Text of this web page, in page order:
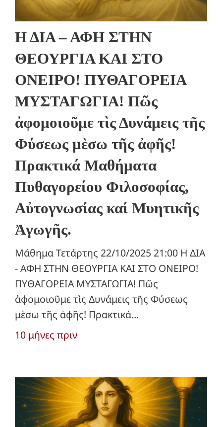
Η ΔΙΑ – ΑΦΗ ΣΤΗΝ
ΘΕΟΥΡΓΙΑ ΚΑΙ ΣΤΟ
ΟΝΕΙΡΟ! ΠΥΘΑΓΟΡΕΙΑ
ΜΥΣΤΑΓΩΓΙΑ! Πῶς
ἀφομοιοῦμε τὶς Δυνάμεις τῆς
Φύσεως μὲσω τῆς ἀφῆς!
Πρακτικά Μαθήματα
Πυθαγορείου Φιλοσοφίας,
Αὐτογνωσίας καί Μυητικῆς
Ἀγωγῆς.
Μάθημα Τετάρτης 22/10/2025 21:00 Η ΔΙΑ
- ΑΦΗ ΣΤΗΝ ΘΕΟΥΡΓΙΑ ΚΑΙ ΣΤΟ ΟΝΕΙΡΟ!
ΠΥΘΑΓΟΡΕΙΑ ΜΥΣΤΑΓΩΓΙΑ! Πῶς
ἀφομοιοῦμε τὶς Δυνάμεις τῆς Φύσεως
μὲσω τῆς ἀφῆς! Πρακτικά…
10 μήνες πριν